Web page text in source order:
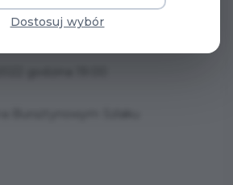
jeszcze bardziej przerażająca
Dostosuj wybór